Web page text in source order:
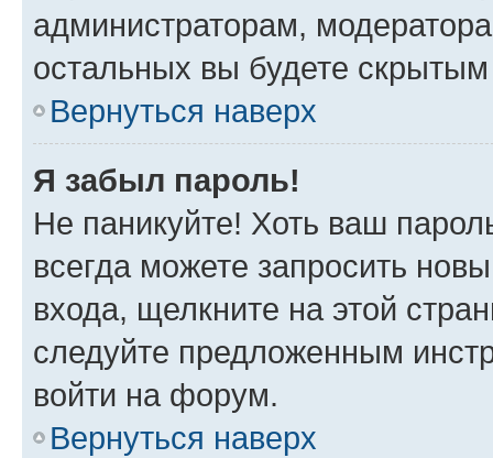
администраторам,
остальных вы будете
Вернуться наверх
Я забыл пароль!
Не паникуйте! Хоть ваш
всегда можете запросить
входа, щелкните на этой
следуйте предложенным
войти на форум.
Вернуться наверх